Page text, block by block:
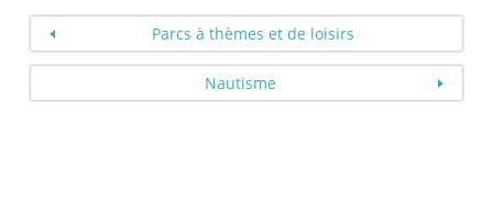
Parcs à thèmes et de loisirs
Nautisme